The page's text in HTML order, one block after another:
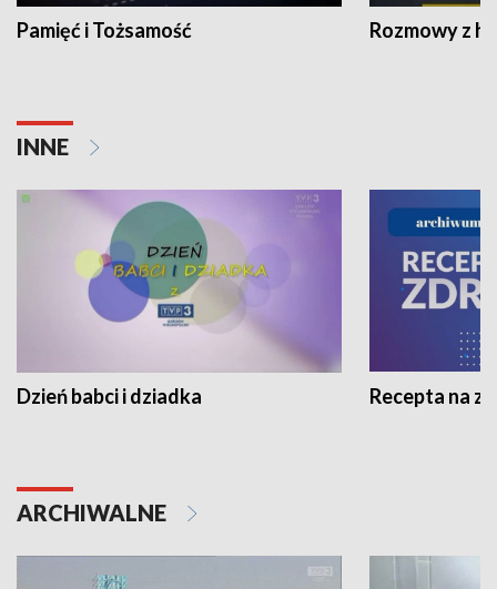
Pamięć i Tożsamość Rozmowy z
INNE
Dzień babci i dziadka Recepta na
ARCHIWALNE